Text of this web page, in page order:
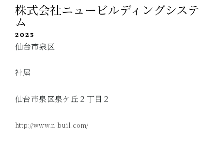
株式会社ニュービルディングシステ
ム
2023
仙台市泉区
社屋
仙台市泉区泉ケ丘２丁目２
http://www.n-buil.com/